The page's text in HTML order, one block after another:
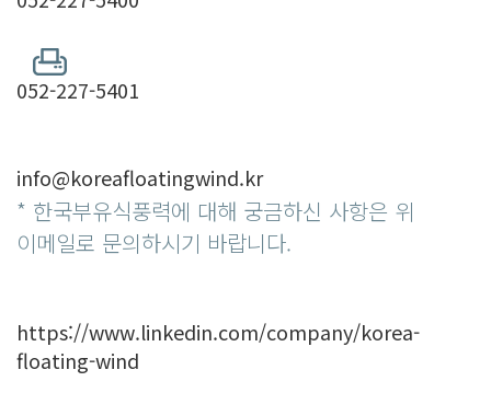
052-227-5401
info@koreafloatingwind.kr
* 한국부유식풍력에 대해 궁금하신 사항은 위
이메일로 문의하시기 바랍니다.
https://www.linkedin.com/company/korea-
floating-wind